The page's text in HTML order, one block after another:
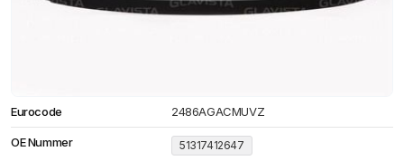
Eurocode 2486AGACMUVZ
OE Nummer 51317412647